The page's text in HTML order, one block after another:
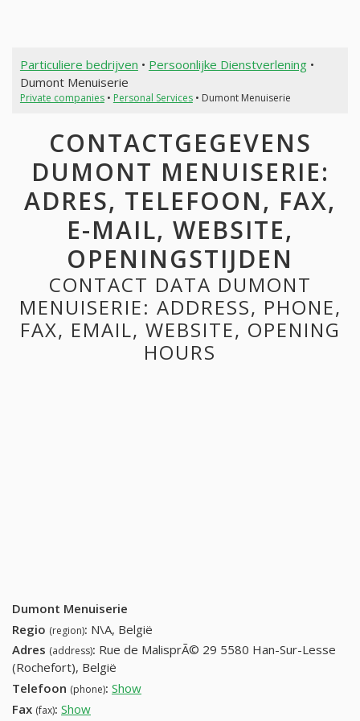
Particuliere bedrijven • Persoonlijke Dienstverlening•
Dumont Menuiserie
Private companies• Personal Services• Dumont Menuiserie
CONTACTGEGEVENS
DUMONT MENUISERIE:
ADRES, TELEFOON, FAX,
E-MAIL, WEBSITE,
OPENINGSTIJDEN
CONTACT DATA DUMONT
MENUISERIE: ADDRESS, PHONE,
FAX, EMAIL, WEBSITE, OPENING
HOURS
Dumont Menuiserie
Regio (region): N\A, België
Adres (address): Rue de MalisprÃ© 29 5580 Han-Sur-Lesse
(Rochefort), België
Telefoon (phone): Show
Fax (fax): Show